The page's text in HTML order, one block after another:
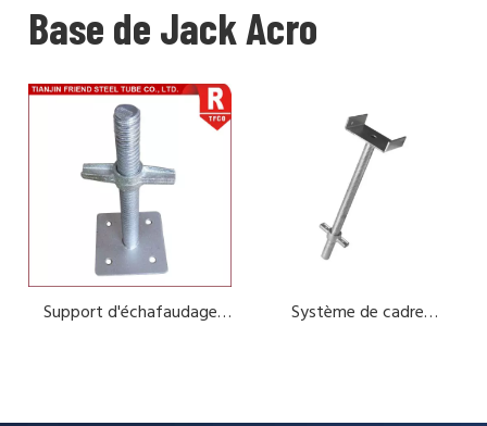
Base de Jack Acro
Support d'échafaudage
Système de cadre